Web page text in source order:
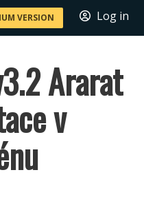
VERSION Log in
Ararat
v